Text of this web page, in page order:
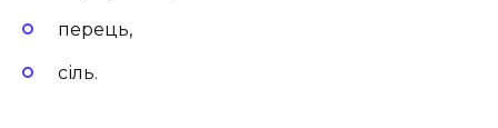
перець,
сіль.